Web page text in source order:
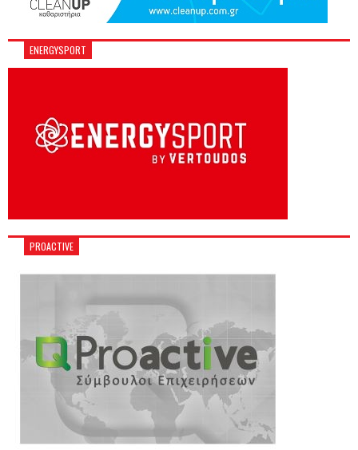
ENERGYSPORT
PROACTIVE